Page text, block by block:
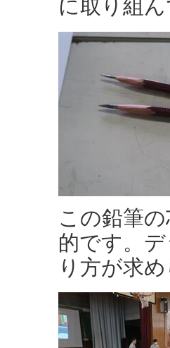
に取り組
この鉛筆
的です。
り方が求